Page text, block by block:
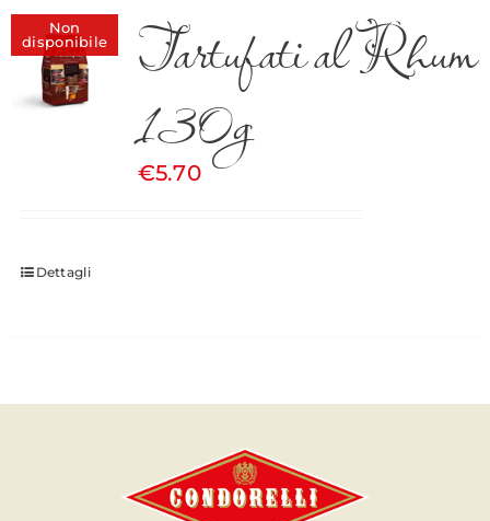
Non
disponibile
Tartufati al Rhum
130g
€5.70
Dettagli